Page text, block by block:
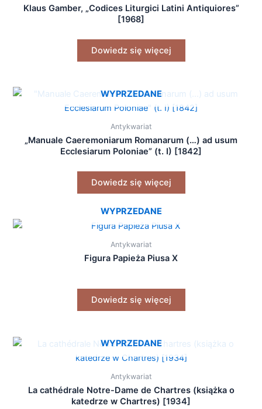
Klaus Gamber, „Codices Liturgici Latini Antiquiores”
[1968]
Dowiedz się więcej
WYPRZEDANE
Antykwariat
„Manuale Caeremoniarum Romanarum (…) ad usum
Ecclesiarum Poloniae” (t. I) [1842]
Dowiedz się więcej
WYPRZEDANE
Antykwariat
Figura Papieża Piusa X
Dowiedz się więcej
WYPRZEDANE
Antykwariat
La cathédrale Notre-Dame de Chartres (książka o
katedrze w Chartres) [1934]